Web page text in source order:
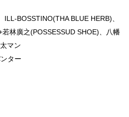
BOSSTINO(THA BLUE HERB)、
林廣之(POSSESSUD SHOE)、八幡
マン
ター